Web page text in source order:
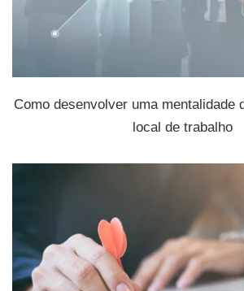
Como desenvolver uma mentalidade
local de trabalho